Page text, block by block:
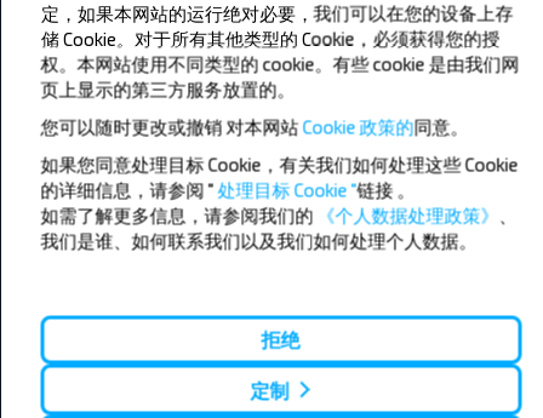
长途汽车热门路线
Orsha - Mogilev
Minsk - Nesvizh
Minsk - Mogilev
Minsk - Pinsk
Minsk - Baranovichy
Gomel - Minsk
Brest - Terespol
Brest - Bielaviezhskaja Pushcha
Vilnius - Minsk
Moskva - Brest
Moskva - Baranovichy
Brest - Lublin
Brest - Warszawa
定，如果本网站的运行绝对必要，我们可以在您的设备上存
储 Cookie。对于所有其他类型的 Cookie，必须获得您的授
权。本网站使用不同类型的 cookie。有些 cookie 是由我们网
页上显示的第三方服务放置的。
您可以随时更改或撤销 对本网站Cookie 政策的同意。
如果您同意处理目标 Cookie，有关我们如何处理这些 Cookie
的详细信息，请参阅 "处理目标 Cookie "链接 。
如需了解更多信息，请参阅我们的
《个人数据处理政策》
我们是谁、如何联系我们以及我们如何处理个人数据。
拒绝
定制